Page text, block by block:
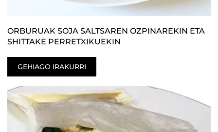
ORBURUAK SOJA SALTSAREN OZPINAREKIN ETA
SHITTAKE PERRETXIKUEKIN
GEHIAGO IRAKURRI